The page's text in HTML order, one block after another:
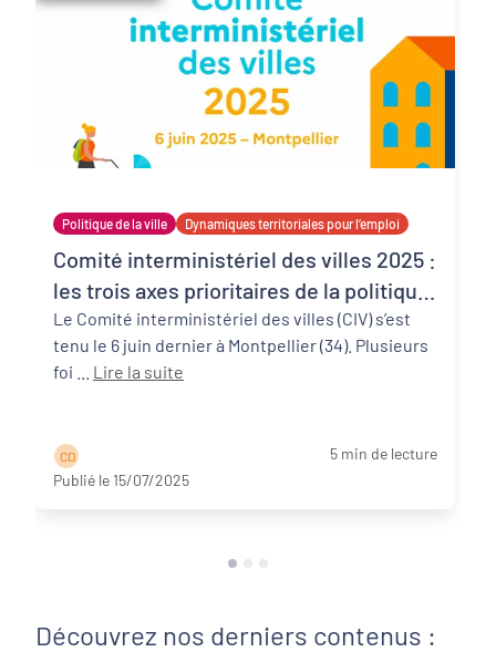
Politique de la ville Dynamiques territoriales pour l’emploi
Comité interministériel des villes 2025 :
les trois axes prioritaires de la politique
de la ville 2025-2030
Le Comité interministériel des villes (CIV) s’est
tenu le 6 juin dernier à Montpellier (34). Plusieurs
Lire la suite
C D
5 min de lecture
Publié le 15/07/2025
Découvrez nos derniers contenus :